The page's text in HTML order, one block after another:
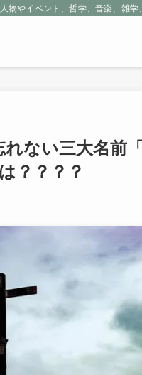
物やイベント、哲学、音楽、雑
れない三大名前
？？？？